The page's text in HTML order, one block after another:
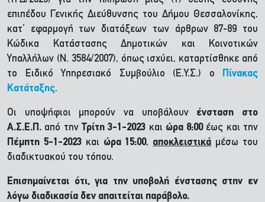
επιπέδου Γενικής Διεύθυνσης του Δήμου Θεσσαλονίκης,
κατ’ εφαρμογή των διατάξεων των άρθρων 87-89 του
Κώδικα Κατάστασης Δημοτικών και Κοινοτικών
Υπαλλήλων (Ν. 3584/2007), όπως ισχύει, καταρτίσθηκε από
το Ειδικό Υπηρεσιακό Συμβούλιο (Ε.Υ.Σ.) ο
Πίνακας
Κατάταξης.
Οι υποψήφιοι μπορούν να υποβάλουν ένσταση στο
Α.Σ.Ε.Π. από την Τρίτη 3-1-2023 και ώρα 8:00έως και την
Πέμπτη 5-1-2023και ώρα 15:00, αποκλειστικά μέσω του
διαδικτυακού του τόπου.
Επισημαίνεται ότι, για την υποβολή ένστασης στην εν
λόγω διαδικασία δεν απαιτείται παράβολο.